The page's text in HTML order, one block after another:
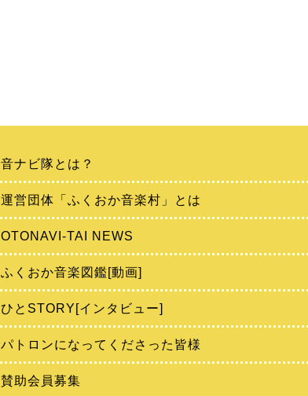
音ナビ隊とは？
運営団体「ふくおか音楽村」とは
OTONAVI-TAI NEWS
ふくおか音楽図鑑[動画]
ひとSTORY[インタビュー]
パトロンになってくださった皆様
賛助会員募集